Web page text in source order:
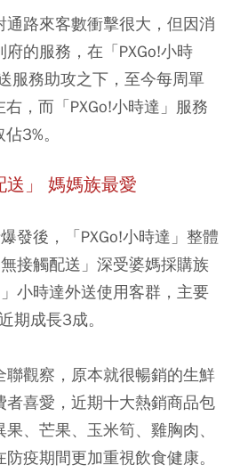
路來客數衝擊很大，但因消
的服務，在「PXGo!小時
服務助攻之下，至今每周單
，而「PXGo!小時達」服務
3%。
送」 媽媽族最愛
發後，「PXGo!小時達」整體
接觸配送」深受婆媽採購族
小時達外送使用客群，主要
期成長3成。
聯觀察，原本就很暢銷的生鮮
喜愛，近期十大熱銷商品包
、芒果、玉米筍、雞胸肉、
疫期間更加重視飲食健康。